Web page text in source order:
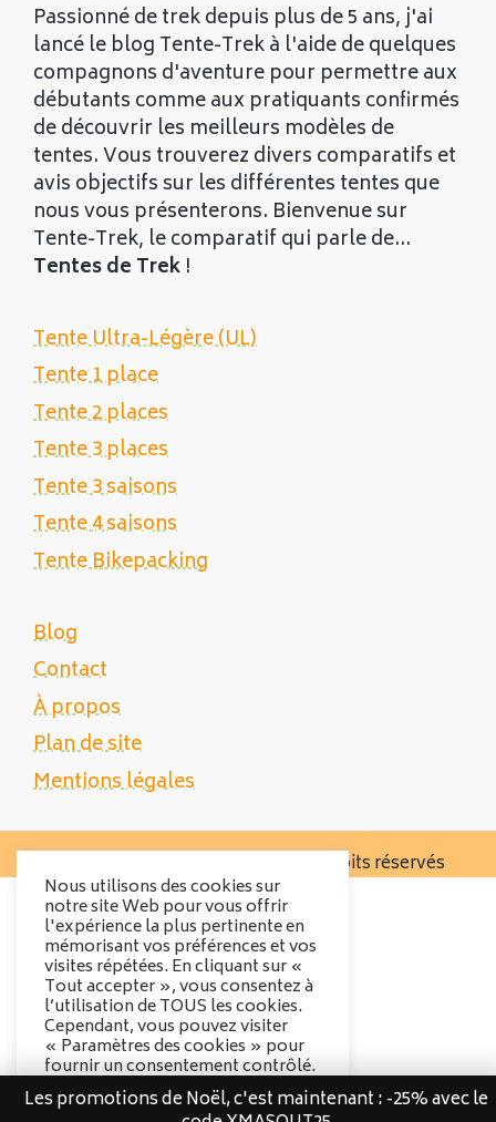
Passionné de trek depuis plus de 5 ans, j'ai
lancé le blog Tente-Trek à l'aide de quelques
compagnons d'aventure pour permettre aux
débutants comme aux pratiquants confirmés
de découvrir les meilleurs modèles de
tentes. Vous trouverez divers comparatifs et
avis objectifs sur les différentes tentes que
nous vous présenterons. Bienvenue sur
Tente-Trek, le comparatif qui parle de...
Tentes de Trek !
Tente Ultra-Légère (UL)
Tente 1 place
Tente 2 places
Tente 3 places
Tente 3 saisons
Tente 4 saisons
Tente Bikepacking
Blog
Contact
À propos
Plan de site
Mentions légales
Copyright 2025 Tente Trek - Tous droits réservés
Nous utilisons des cookies sur
notre site Web pour vous offrir
l'expérience la plus pertinente en
mémorisant vos préférences et vos
visites répétées. En cliquant sur «
Tout accepter », vous consentez à
l’utilisation de TOUS les cookies.
Cependant, vous pouvez visiter
« Paramètres des cookies » pour
fournir un consentement contrôlé.
Options des cookies
Les promotions de Noël, c'est maintenant : -25% avec le